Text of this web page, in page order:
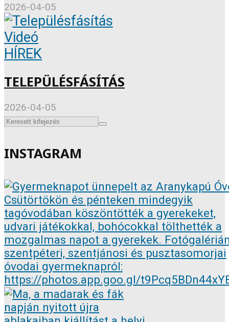
2026-04-05
Videó
HÍREK
TELEPÜLÉSFÁSÍTÁS
2026-04-05
INSTAGRAM